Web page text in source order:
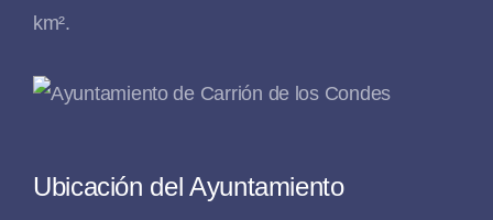
km².
Ubicación del Ayuntamiento